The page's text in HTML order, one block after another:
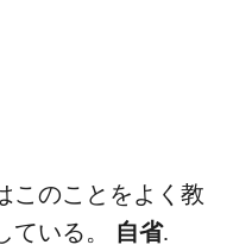
このことをよく教
ている。 自省.